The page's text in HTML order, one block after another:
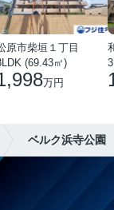
原市柴垣１丁目
(69.43㎡)
万円
ベルク浜寺公園